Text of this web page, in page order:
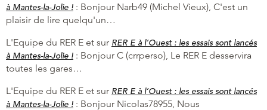
à Mantes-la-Jolie ! : Bonjour Narb49 (Michel Vieux), C'est un
plaisir de lire quelqu'un…
L'Equipe du RER E et sur RER E à l’Ouest : les essais sont lancés
à Mantes-la-Jolie ! : Bonjour C (crrperso), Le RER E desservira
toutes les gares…
L'Equipe du RER E et sur RER E à l’Ouest : les essais sont lancés
à Mantes-la-Jolie ! : Bonjour Nicolas78955, Nous